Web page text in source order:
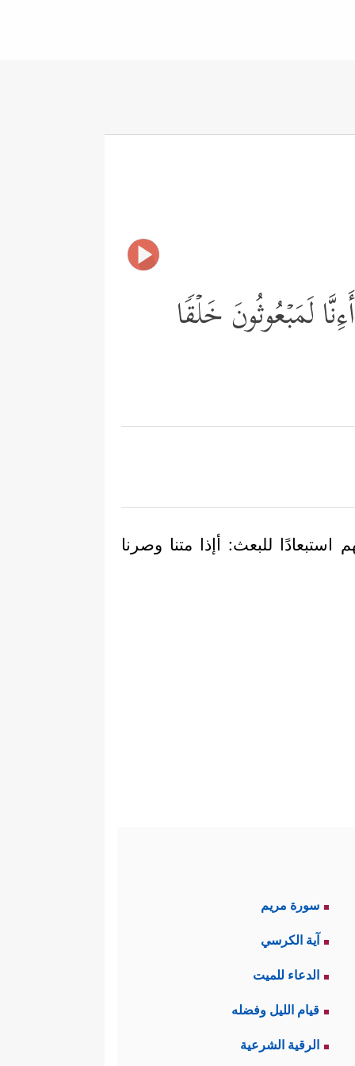
لَمَبۡعُوثُونَ خَلۡقࣰا
للبعث: أإذا متنا وصرنا
سورة مريم
آية الكرسي
الدعاء للميت
قيام الليل وفضله
الرقية الشرعية